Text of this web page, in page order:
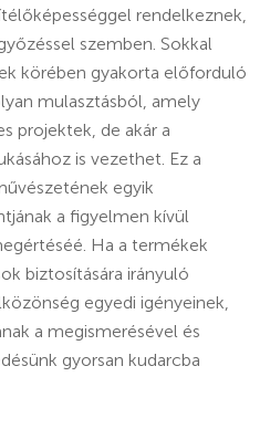
rendelkeznek,
szemben. Sokkal
körében gyakorta előforduló
mulasztásból, amely
projektek, de akár a
is vezethet. Ez a
egyik
a figyelmen kívül
Ha a termékek
biztosítására irányuló
egyedi igényeinek,
a megismerésével és
gyorsan kudarcba